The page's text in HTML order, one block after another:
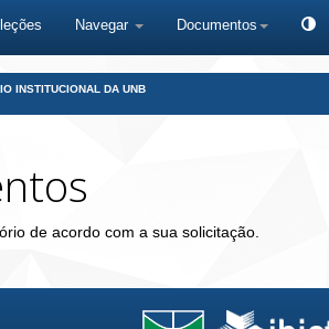
Navegar Documentos
INSTITUCIONAL DA UNB
de acordo com a sua solicitação.